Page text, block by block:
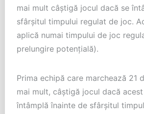
mai mult câștigă jocul dacă se
sfârșitul timpului regulat de joc.
aplică numai timpului de joc
prelungire potențială).
Prima echipă care marchează 21
mai mult, câștigă jocul dacă
întâmplă înainte de sfârșitul